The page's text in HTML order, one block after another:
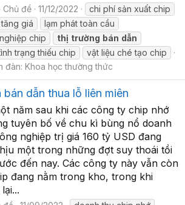
Chủ đề 11/12/2022
chi phí sản xuất chip
giá
lạm phát toàn cầu
chip
thị trường bán dẫn
trạng thiếu chip
vật liệu ché tạo chip
đàn: Khoa học thường thức
bán dẫn thua lỗ liên miên
năm sau khi các công ty chip nhớ
tuyên bố về chu kì bùng nổ doanh
nghiệp trị giá 160 tỷ USD đang
một trong những đợt suy thoái tồi
đến nay. Các công ty này vẫn còn
đang nằm trong kho, trong khi